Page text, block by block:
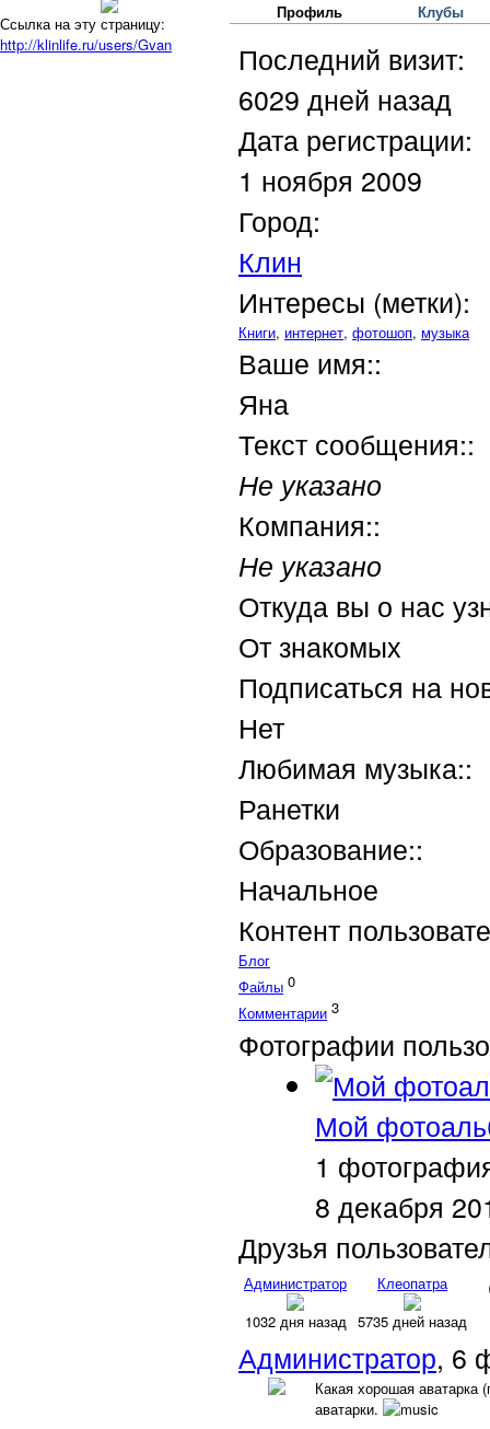
Ссылка на эту страницу:
http://klinlife.ru/users/Gvan
Профиль Клубы
Последний визит:
6029 дней назад
Дата регистрации:
1 ноября 2009
Город:
Клин
Интересы (метки):
Книги, интернет, фотошоп, музыка
Ваше имя::
Яна
Текст сообщения::
Не указано
Компания::
Не указано
Откуда вы о нас
От знакомых
Подписаться на
Нет
Любимая музыка::
Ранетки
Образование::
Начальное
Контент
Блог
Файлы 0
Комментарии 3
Фотографии
Мой
1
8 декабря
Друзья
Администратор
1032 дня назад
Клеопатра
5735 дней назад
Администратор, 6
Какая хорошая
аватарки.